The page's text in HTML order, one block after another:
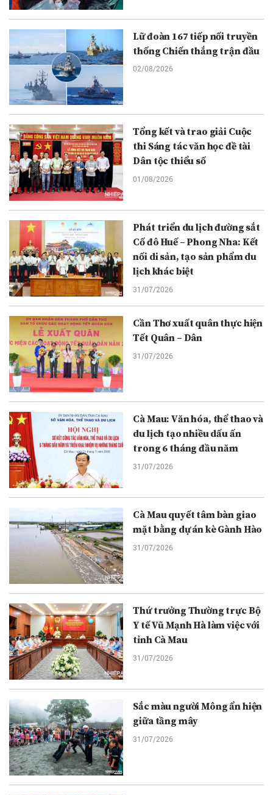
Lữ đoàn 167 tiếp nối truyền
thống Chiến thắng trận đầu
02/08/2026
Tổng kết và trao giải Cuộc
thi Sáng tác văn học đề tài
Dân tộc thiểu số
01/08/2026
Phát triển du lịch đường sắt
Cố đô Huế – Phong Nha: Kết
nối di sản, tạo sản phẩm du
lịch khác biệt
31/07/2026
Cần Thơ xuất quân thực hiện
Tết Quân – Dân
31/07/2026
Cà Mau: Văn hóa, thể thao và
du lịch tạo nhiều dấu ấn
trong 6 tháng đầu năm
31/07/2026
Cà Mau quyết tâm bàn giao
mặt bằng dự án kè Gành Hào
31/07/2026
Thứ trưởng Thường trực Bộ
Y tế Vũ Mạnh Hà làm việc với
tỉnh Cà Mau
31/07/2026
Sắc màu người Mông ẩn hiện
giữa tầng mây
31/07/2026